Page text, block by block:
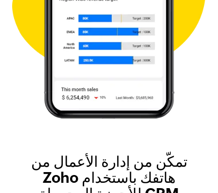
تمكّن من إدارة الأعمال من
هاتفك
باستخدام Zoho